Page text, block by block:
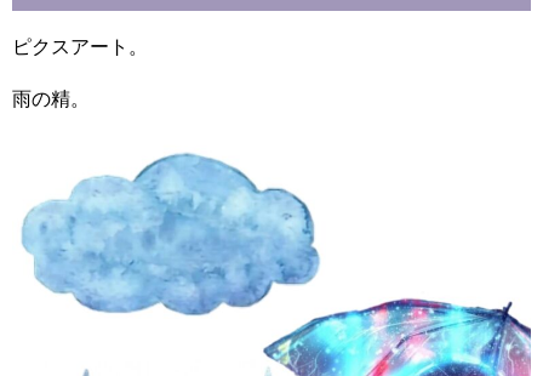
ピクスアート。
雨の精。